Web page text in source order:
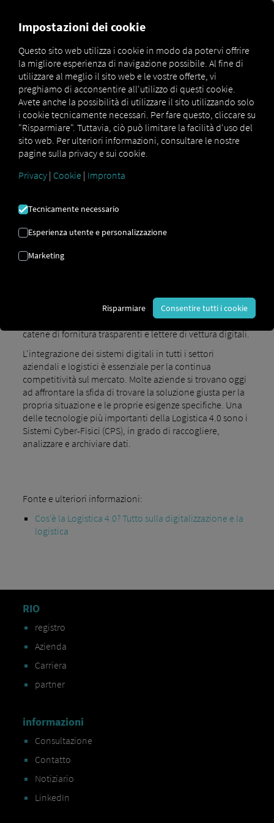
Glossar Was bedeutet Logistik 4.0?
LOGISTICA 4.0
Il mondo sta attraversando una trasformazione digitale
in tutti i settori. Chiunque voglia avere una possibilità
nella competizione odierna deve adattarsi.
prerequisito per la quarta rivoluzione industriale (nota
anche come Industria 4.0). Questa descrive un mondo in
cui le macchine in rete comunicano tra loro e si
anche sulnetworking e l'integrazione dei processi
sull'introduzione di nuove tecnologie avanzate.
il networking e la decentralizzazione,
supply chain ottimizzataattraverso
catene di fornitura trasparenti e lettere di vettura digitali.
L'integrazione dei sistemi digitali in tutti i settori
aziendali e logistici è essenziale per la continua
competitività sul mercato. Molte aziende si trovano oggi
ad affrontare la sfida di trovare la soluzione giusta per la
propria situazione e le proprie esigenze specifiche. Una
delle tecnologie più importanti della Logistica 4.0 sono i
Sistemi Cyber-Fisici (CPS), in grado di raccogliere,
analizzare e archiviare dati.
Fonte e ulteriori informazioni:
Cos'è la Logistica 4.0? Tutto sulla digitalizzazione e la
logistica
RIO
registro
Azienda
Carriera
partner
informazioni
Consultazione
Contatto
Notiziario
LinkedIn
Impostazioni dei cookie
Questo sito web utilizza i cookie in modo da potervi offrire
la migliore esperienza di navigazione possibile. Al fine di
utilizzare al meglio il sito web e le vostre offerte, vi
preghiamo di acconsentire all'utilizzo di questi cookie.
Avete anche la possibilità di utilizzare il sito utilizzando solo
i cookie tecnicamente necessari. Per fare questo, cliccare su
"Risparmiare". Tuttavia, ciò può limitare la facilità d'uso del
sito web. Per ulteriori informazioni, consultare le nostre
pagine sulla privacy e sui cookie.
Privacy | Cookie | Impronta
Tecnicamente necessario
Esperienza utente e personalizzazione
Marketing
Risparmiare Consentire tutti i cookie